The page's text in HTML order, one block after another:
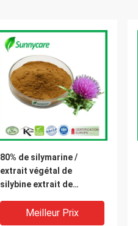
80% de silymarine /
extrait végétal de
silybine extrait de
Marie soluble dans l'eau
Meilleur Prix